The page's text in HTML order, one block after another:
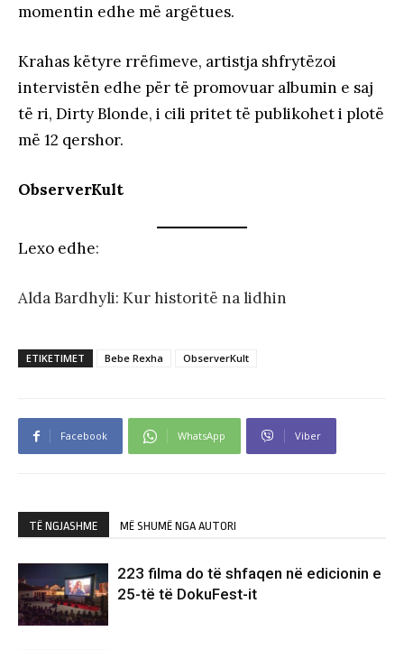
momentin edhe më argëtues.
Krahas këtyre rrëfimeve, artistja shfrytëzoi
intervistën edhe për të promovuar albumin e saj
të ri, Dirty Blonde, i cili pritet të publikohet i plotë
më 12 qershor.
ObserverKult
Lexo edhe:
Alda Bardhyli: Kur historitë na lidhin
ETIKETIMET Bebe Rexha ObserverKult
Facebook WhatsApp Viber
TË NGJASHME MË SHUMË NGA AUTORI
223 filma do të shfaqen në edicionin e
25-të të DokuFest-it